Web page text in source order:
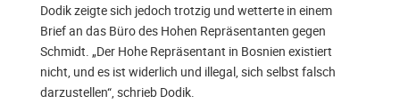
Dodik zeigte sich jedoch trotzig und wetterte in einem
Brief an das Büro des Hohen Repräsentanten gegen
Schmidt. „Der Hohe Repräsentant in Bosnien existiert
nicht, und es ist widerlich und illegal, sich selbst falsch
darzustellen“, schrieb Dodik.